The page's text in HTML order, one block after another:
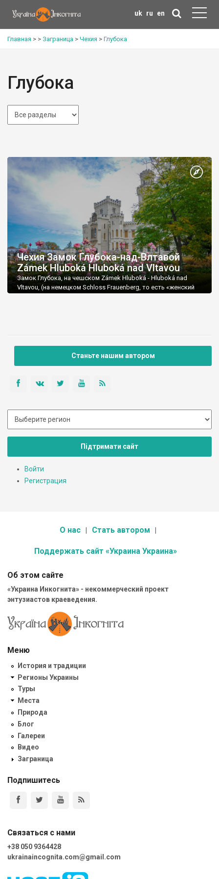
uk ru en
Главная > > Заграница > Чехия > Глубока
Глубока
Чехия Замок Глубока-над-Влтавой
Zámek Hluboká Hluboká nad Vltavou
Замок Глубока, на чешском Zámek Hluboká - Hluboká nad
Vltavou, (на немецком Schloss Frauenberg, то есть «женский
Станьте нашим автором
Підтримати сайт
Войти
Регистрация
О нас Стать автором
Поддержать сайт «Украина Украина»
Об этом сайте
«Украина Инкогнита» - некоммерческий проект
энтузиастов краеведения.
Меню
История и традиции
Регионы Украины
Туры
Места
Природа
Блог
Галереи
Видео
Заграница
Подпишитесь
Связаться с нами
+38 050 9364428
ukrainaincognita.com@gmail.com